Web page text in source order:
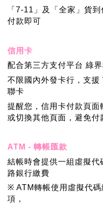
「7-11 」 及 「 全家 」 貨到
付款即可
信用卡
配合第三方支付平台 綠
不限國內外發卡行，支
聯卡
提醒您，信用卡付款頁
或切換其他頁面，避免付
ATM - 轉帳匯款
結帳時會提供一組虛擬代
路銀行繳費
※ ATM轉帳使用虛擬代
項，